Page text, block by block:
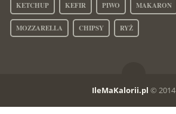
KETCHUP KEFIR PIWO MAKARON
MOZZARELLA CHIPSY RYŻ
IleMaKalorii.pl © 2014